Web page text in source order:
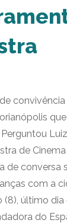
convivência
de
de conversa
com a
(8), último dia
do